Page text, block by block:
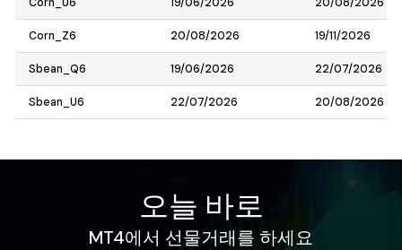
Corn_Z6 20/08/2026 19/11/2026
Sbean_Q6 19/06/2026 22/07/2026
Sbean_U6 22/07/2026 20/08/2026
오늘 바로
MT4에서 선물거래를 하세요